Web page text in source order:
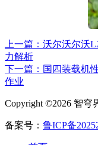
上一篇：沃尔沃尔沃
力解析
下一篇：国四装载机
作业
Copyright ©2026 智穹
备案号： 鲁ICP备